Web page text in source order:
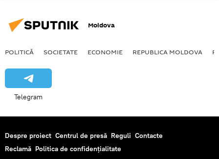
Moldova
POLITICĂ SOCIETATE ECONOMIE REPUBLICA MOLDOVA
Telegram
Despre proiect Centrul de presă Reguli Contacte
Reclamă Politica de confidențialitate